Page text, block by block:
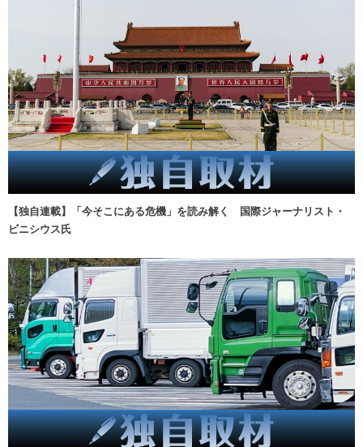
【独自連載】「今そこにある危機」を読み解く 国際ジャーナリスト・
ビニシウス氏